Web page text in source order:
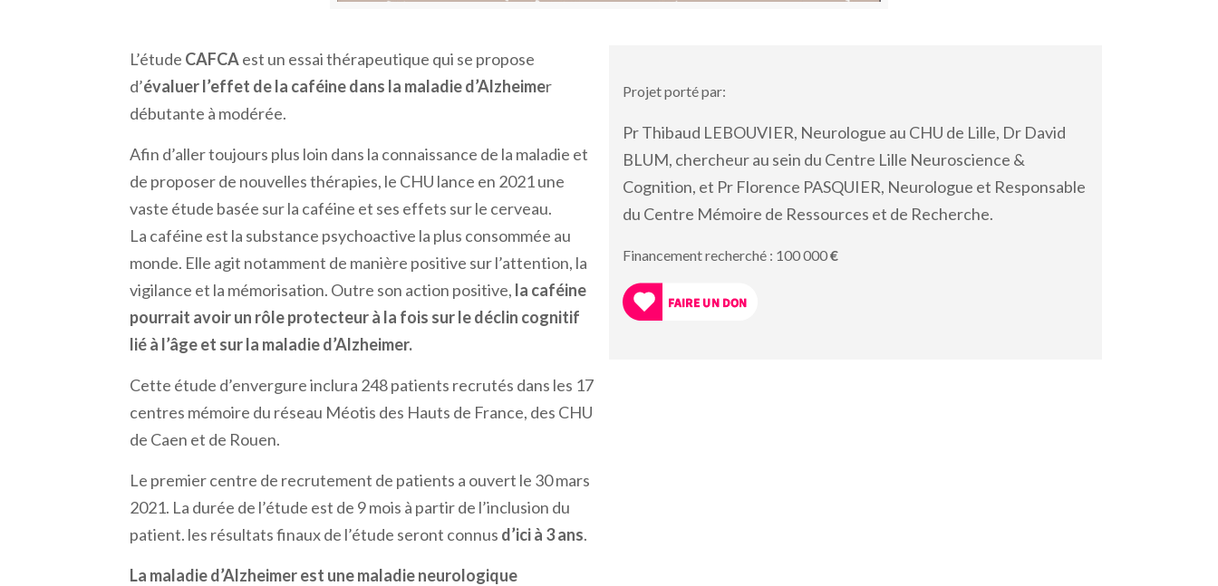
L’étude CAFCAest un essai thérapeutique qui se propose
d’évaluer l’effet de la caféine dans la maladie d’Alzheimer
débutante à modérée.
Afin d’aller toujours plus loin dans la connaissance de la maladie et
de proposer de nouvelles thérapies, le CHU lance en 2021 une
vaste étude basée sur la caféine et ses effets sur le cerveau.
La caféine est la substance psychoactive la plus consommée au
monde. Elle agit notamment de manière positive sur l’attention, la
vigilance et la mémorisation. Outre son action positive, la caféine
pourrait avoir un rôle protecteur à la fois sur le déclin cognitif
lié à l’âge et sur la maladie d’Alzheimer.
Cette étude d’envergure inclura 248 patients recrutés dans les 17
centres mémoire du réseau Méotis des Hauts de France, des CHU
de Caen et de Rouen.
Le premier centre de recrutement de patients a ouvert le 30 mars
2021. La durée de l’étude est de 9 mois à partir de l’inclusion du
patient. les résultats finaux de l’étude seront connus d’ici à 3 ans.
La maladie d’Alzheimer est une maladie neurologique
Projet porté par:
Pr Thibaud LEBOUVIER, Neurologue au CHU de Lille, Dr David
BLUM, chercheur au sein du Centre Lille Neuroscience &
Cognition, et Pr Florence PASQUIER, Neurologue et Responsable
du Centre Mémoire de Ressources et de Recherche.
Financement recherché : 100 000€